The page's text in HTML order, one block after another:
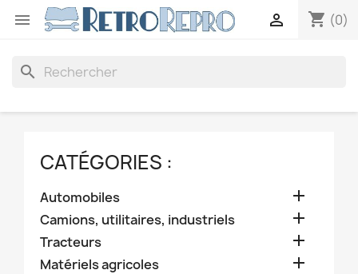
 shopping_cart (0)

search
CATÉGORIES :
Automobiles 
Camions, utilitaires, industriels 
Tracteurs 
Matériels agricoles 